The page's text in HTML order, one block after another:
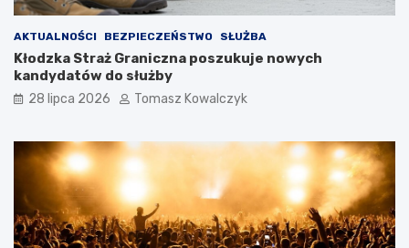
AKTUALNOŚCI BEZPIECZEŃSTWO SŁUŻBA
Kłodzka Straż Graniczna poszukuje nowych
kandydatów do służby
28 lipca 2026 Tomasz Kowalczyk